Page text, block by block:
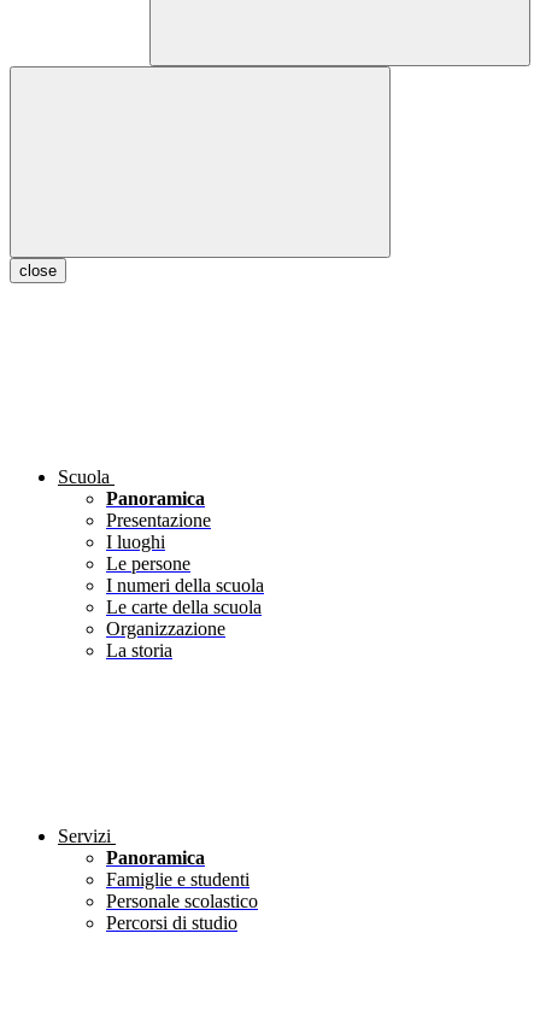
close
Scuola
Panoramica
Presentazione
I luoghi
Le persone
I numeri della scuola
Le carte della scuola
Organizzazione
La storia
Servizi
Panoramica
Famiglie e studenti
Personale scolastico
Percorsi di studio